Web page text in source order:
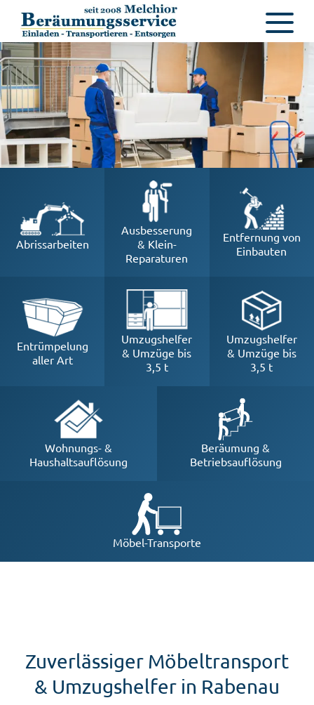
Abrissarbeiten
Ausbesserung
& Klein-
Reparaturen
Entfernung von
Einbauten
Entrümpelung
aller Art
Umzugshelfer
& Umzüge bis
3,5 t
Umzugshelfer
& Umzüge bis
3,5 t
Wohnungs- &
Haushaltsauflösung
Beräumung &
Betriebsauflösung
Möbel-Transporte
Zuverlässiger Möbeltransport
& Umzugshelfer in Rabenau